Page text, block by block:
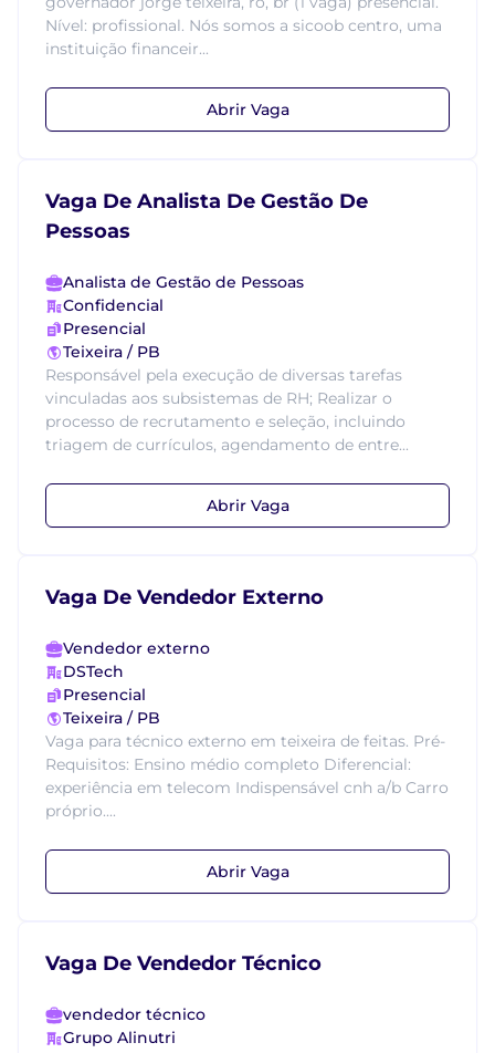
Nível: profissional. Nós somos a sicoob centro, uma
instituição financeir...
Abrir Vaga
Vaga De Analista De Gestão De
Pessoas
Analista de Gestão de Pessoas
Confidencial
Presencial
Teixeira / PB
Responsável pela execução de diversas tarefas
vinculadas aos subsistemas de RH; Realizar o
processo de recrutamento e seleção, incluindo
triagem de currículos, agendamento de entre...
Abrir Vaga
Vaga De Vendedor Externo
Vendedor externo
DSTech
Presencial
Teixeira / PB
Vaga para técnico externo em teixeira de feitas. Pré-
Requisitos: Ensino médio completo Diferencial:
experiência em telecom Indispensável cnh a/b Carro
próprio....
Abrir Vaga
Vaga De Vendedor Técnico
vendedor técnico
Grupo Alinutri